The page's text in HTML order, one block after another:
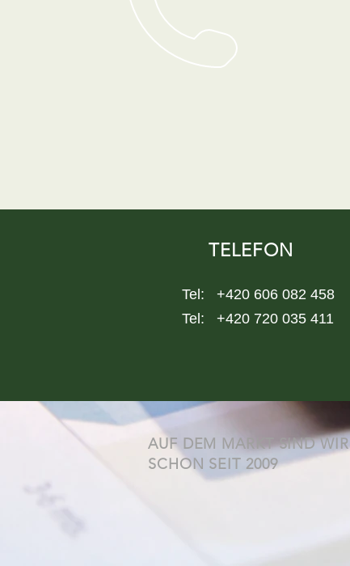
TELEFON
Tel: +420 606 082 458
Tel: +420 720 035 411
AUF DEM MARKT SIND WIR
SCHON SEIT 2009